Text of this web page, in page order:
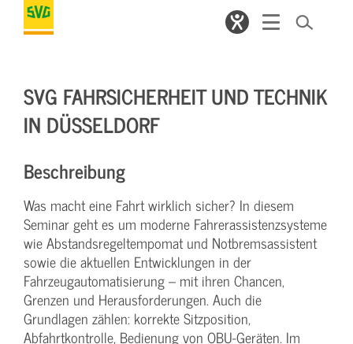
SVG FAHRSICHERHEIT UND TECHNIK
IN DÜSSELDORF
Beschreibung
Was macht eine Fahrt wirklich sicher? In diesem
Seminar geht es um moderne Fahrerassistenzsysteme
wie Abstandsregeltempomat und Notbremsassistent
sowie die aktuellen Entwicklungen in der
Fahrzeugautomatisierung – mit ihren Chancen,
Grenzen und Herausforderungen. Auch die
Grundlagen zählen: korrekte Sitzposition,
Abfahrtkontrolle, Bedienung von OBU-Geräten. Im